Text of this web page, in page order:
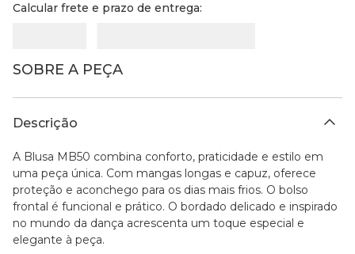
Calcular frete e prazo de entrega:
SOBRE A PEÇA
Descrição
A Blusa MB50 combina conforto, praticidade e estilo em
uma peça única. Com mangas longas e capuz, oferece
proteção e aconchego para os dias mais frios. O bolso
frontal é funcional e prático. O bordado delicado e inspirado
no mundo da dança acrescenta um toque especial e
elegante à peça.